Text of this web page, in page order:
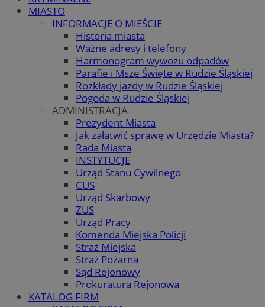
MIASTO
INFORMACJE O MIEŚCIE
Historia miasta
Ważne adresy i telefony
Harmonogram wywozu odpadów
Parafie i Msze Święte w Rudzie Śląskiej
Rozkłady jazdy w Rudzie Śląskiej
Pogoda w Rudzie Śląskiej
ADMINISTRACJA
Prezydent Miasta
Jak załatwić sprawę w Urzędzie Miasta?
Rada Miasta
INSTYTUCJE
Urząd Stanu Cywilnego
CUS
Urząd Skarbowy
ZUS
Urząd Pracy
Komenda Miejska Policji
Straż Miejska
Straż Pożarna
Sąd Rejonowy
Prokuratura Rejonowa
KATALOG FIRM